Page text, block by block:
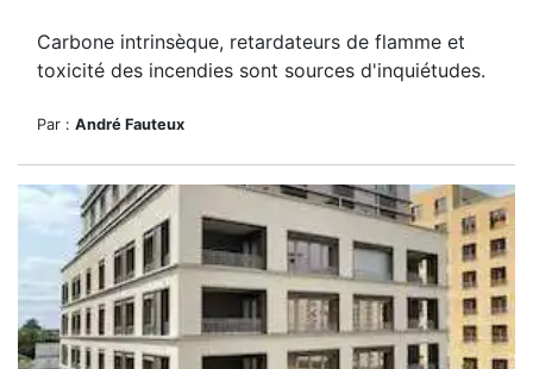
Carbone intrinsèque, retardateurs de flamme et
toxicité des incendies sont sources d'inquiétudes.
Par : André Fauteux